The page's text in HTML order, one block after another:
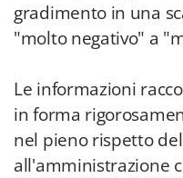
gradimento in una
"molto negativo" a
Le informazioni
in forma
nel pieno rispetto
all'amministrazione